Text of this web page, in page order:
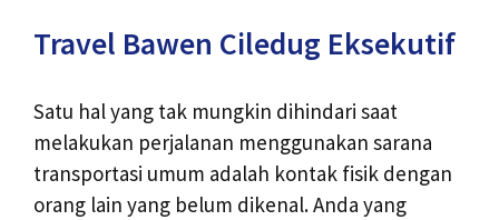
Travel Bawen Ciledug Eksekutif
Satu hal yang tak mungkin dihindari saat
melakukan perjalanan menggunakan sarana
transportasi umum adalah kontak fisik dengan
orang lain yang belum dikenal. Anda yang